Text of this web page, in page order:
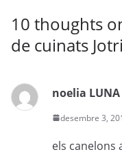
10 thoughts
de cuinats
noelia LUNA
desembre 3,
els canelons